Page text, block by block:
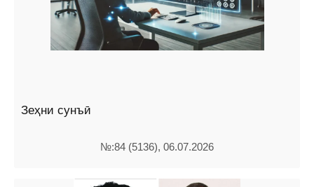
Зеҳни сунъӣ
№:84 (5136), 06.07.2026